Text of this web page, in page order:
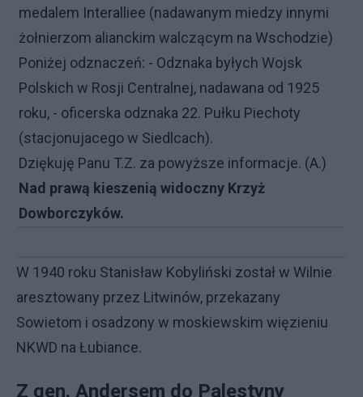
medalem Interalliee (nadawanym miedzy innymi
żołnierzom alianckim walczącym na Wschodzie)
Poniżej odznaczeń: - Odznaka byłych Wojsk
Polskich w Rosji Centralnej, nadawana od 1925
roku, - oficerska odznaka 22. Pułku Piechoty
(stacjonujacego w Siedlcach).
Dziękuję Panu T.Z. za powyższe informacje. (A.)
Nad prawą kieszenią widoczny Krzyż
Dowborczyków.
W 1940 roku Stanisław Kobyliński został w Wilnie
aresztowany przez Litwinów, przekazany
Sowietom i osadzony w moskiewskim więzieniu
NKWD na Łubiance.
Z gen. Andersem do Palestyny